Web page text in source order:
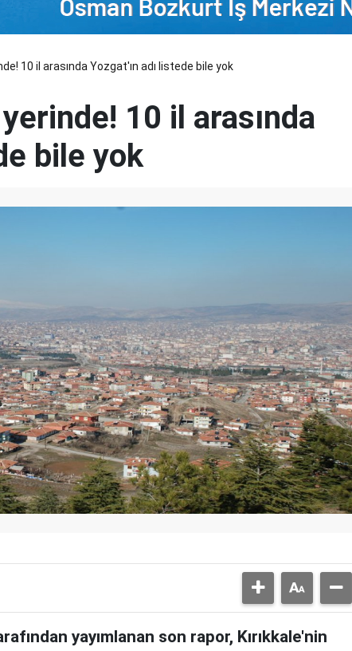
10 il arasında Yozgat'ın adı listede bile yok
10 il arasında
bile yok
yayımlanan son rapor, Kırıkkale'nin